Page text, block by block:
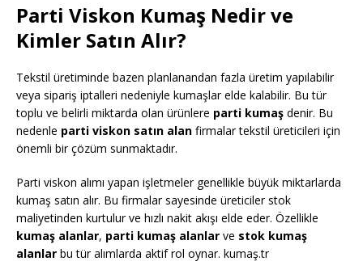
Parti Viskon Kumaş Nedir ve
Kimler Satın Alır?
Tekstil üretiminde bazen planlanandan fazla üretim yapılabilir
veya sipariş iptalleri nedeniyle kumaşlar elde kalabilir. Bu tür
toplu ve belirli miktarda olan ürünlere parti kumaş denir. Bu
nedenle parti viskon satın alan firmalar tekstil üreticileri için
önemli bir çözüm sunmaktadır.
Parti viskon alımı yapan işletmeler genellikle büyük miktarlarda
kumaş satın alır. Bu firmalar sayesinde üreticiler stok
maliyetinden kurtulur ve hızlı nakit akışı elde eder. Özellikle
kumaş alanlar, parti kumaş alanlar ve stok kumaş
alanlar bu tür alımlarda aktif rol oynar. kumaş.tr